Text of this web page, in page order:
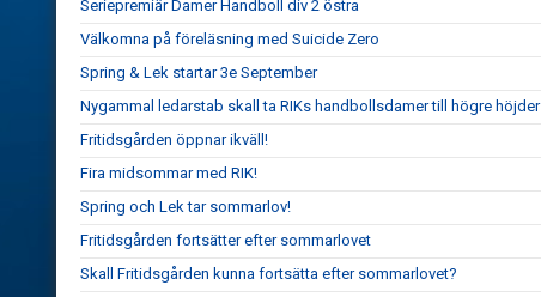
Seriepremiär Damer Handboll div 2 östra
Välkomna på föreläsning med Suicide Zero
Spring & Lek startar 3e September
Nygammal ledarstab skall ta RIKs handbollsdamer till högre höjder
Fritidsgården öppnar ikväll!
Fira midsommar med RIK!
Spring och Lek tar sommarlov!
Fritidsgården fortsätter efter sommarlovet
Skall Fritidsgården kunna fortsätta efter sommarlovet?